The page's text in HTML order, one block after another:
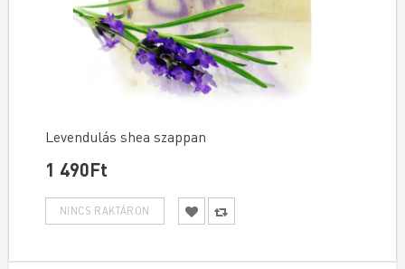
Levendulás shea szappan
1 490Ft